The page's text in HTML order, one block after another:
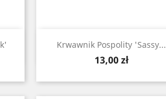
Krwawnik Pospolity 'Sassy...
Cena
13,00 zł
Szybki podgląd